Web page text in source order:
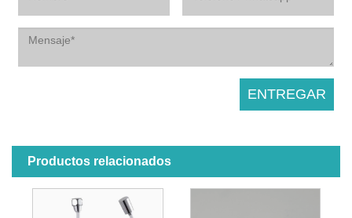
Productos relacionados